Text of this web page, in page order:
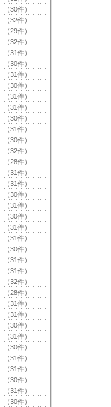
（30件）
（32件）
（29件）
（32件）
（31件）
（30件）
（31件）
（30件）
（31件）
（31件）
（30件）
（31件）
（30件）
（32件）
（28件）
（31件）
（31件）
（30件）
（31件）
（30件）
（31件）
（31件）
（30件）
（31件）
（31件）
（32件）
（28件）
（31件）
（31件）
（30件）
（31件）
（30件）
（31件）
（31件）
（30件）
（31件）
（30件）